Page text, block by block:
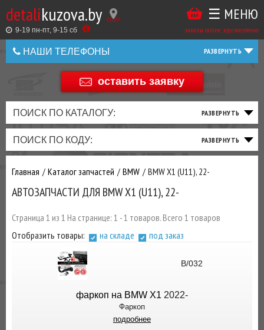
detalikuzova.by
9-19 пн-пт, 9-15 cб заказы online: круглосуточно
☰ МЕНЮ
НАШИ ТЕЛЕФОНЫ
+375 44 586 05 44
оставить заявку
ПОИСК ПО КАТАЛОГУ:
ПОИСК ПО КОДУ:
Главная Каталог запчастей BMW BMW X1 (U11), 22-
АВТОЗАПЧАСТИ ДЛЯ BMW X1 (U11), 22-
Страница 1 из 1 На странице: 1 - 1 товаров. Всего 1 товаров
Отобразить товары:
на складе под заказ
B/032
фаркоп на BMW X1 2022-
Фаркоп
подробнее
Купить
в
1
Беларусь
+375
+375
ТАКЖЕ
ВЫ
МОЖЕТЕ
У
ЗАКАЗАТЬ
ТО
ФИЛЬТРА
ТОРМОЗНАЯ
СИСТЕМА
ПОДВЕСКА
РУЛЕВОЕ
ТРАНСМИССИЯ
ПРИВОД
ДВИГАТЕЛЬ
ВЫХЛОП
ЭЛЕКТРИКА
ОСВЕЩЕНИЕ
РАСХОДНИКИ,
ЗАПЧАСТИ К
ЗАКАЗУ ЧЕРЕЗ